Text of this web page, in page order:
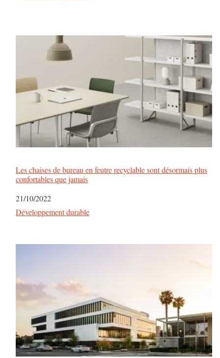
Les chaises de bureau en feutre recyclable sont désormais plus
confortables que jamais
Date
21/10/2022
Par rapport à
Développement durable